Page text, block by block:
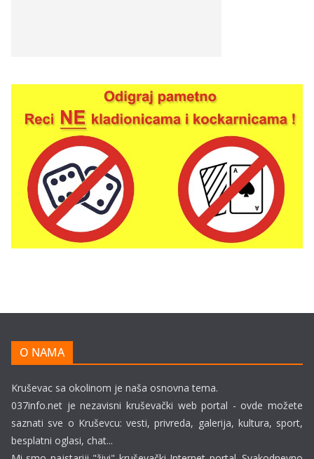
O NAMA
Kruševac sa okolinom je naša osnovna tema.
037info.net je nezavisni kruševački web portal - ovde možete
saznati sve o Kruševcu: vesti, privreda, galerija, kultura, sport,
besplatni oglasi, chat...